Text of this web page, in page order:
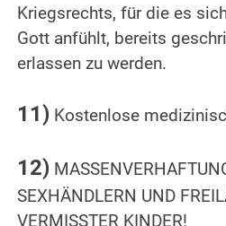
Kriegsrechts, für die es
Gott anfühlt, bereits
erlassen zu werden.
11) Kostenlose
12)
SEXHÄNDLERN UND
VERMISSTER KINDER!